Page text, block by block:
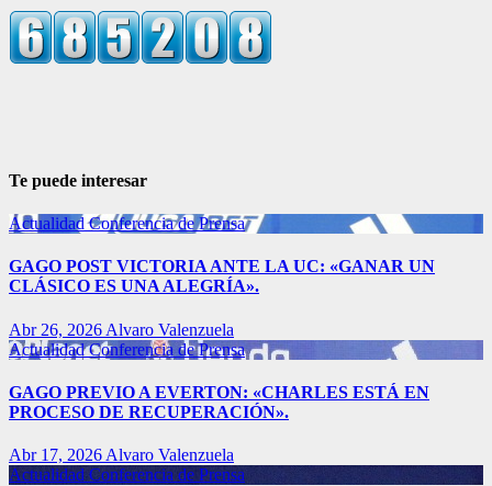
Te puede interesar
ActualidadConferencia de Prensa
GAGO POST VICTORIA ANTE LA UC: «GANAR UN
CLÁSICO ES UNA ALEGRÍA».
Abr 26, 2026 Alvaro Valenzuela
ActualidadConferencia de Prensa
GAGO PREVIO A EVERTON: «CHARLES ESTÁ EN
PROCESO DE RECUPERACIÓN».
Abr 17, 2026 Alvaro Valenzuela
Actualidad Conferencia de Prensa